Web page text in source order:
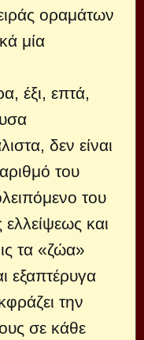
οραμάτων
μία
έξι, επτά,
δεν είναι
του
του
και
τα «ζώα»
εξαπτέρυγα
την
σε κάθε